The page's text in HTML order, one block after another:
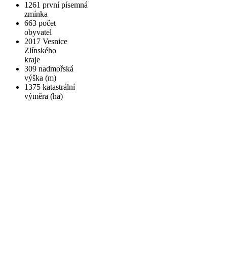
1261 první písemná
zmínka
663 počet
obyvatel
2017 Vesnice
Zlínského
kraje
309 nadmořská
výška (m)
1375 katastrální
výměra (ha)